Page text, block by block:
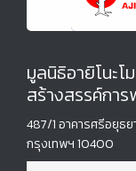
มูลนิธิอายิโนะโ
สร้างสรรค์กา
487/1 อาคารศรีอยุธ
กรุงเทพฯ 10400